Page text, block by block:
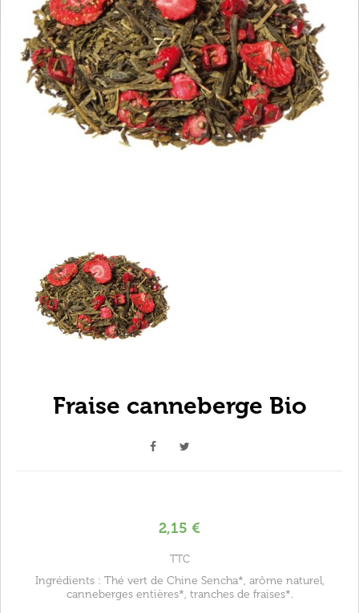
Fraise canneberge Bio
2,15 €
TTC
Ingrédients : Thé vert de Chine Sencha*, arôme naturel,
canneberges entières*, tranches de fraises*.